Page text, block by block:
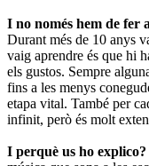
I no només hem de fer
Durant més de 10 anys
vaig aprendre és que hi
els gustos. Sempre
fins a les menys
etapa vital. També per
infinit, però és molt
I perquè us ho explico?